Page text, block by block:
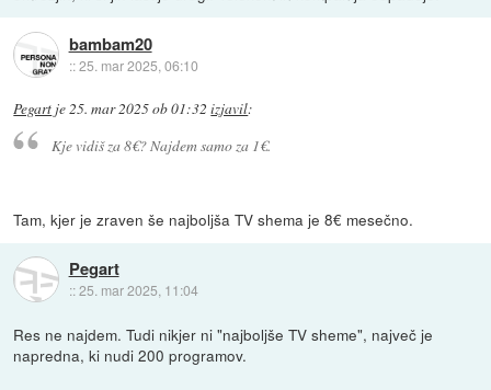
bambam20
::25. mar 2025, 06:10
Pegart je25. mar 2025 ob 01:32 izjavil:
Kje vidiš za 8€? Najdem samo za 1€.
Tam, kjer je zraven še najboljša TV shema je 8€ mesečno.
Pegart
::25. mar 2025, 11:04
Res ne najdem. Tudi nikjer ni "najboljše TV sheme", največ je
napredna, ki nudi 200 programov.